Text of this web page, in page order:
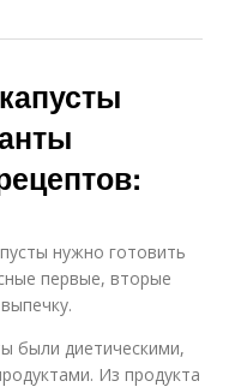
нужно готовить
первые, вторые
были диетическими,
Из продукта